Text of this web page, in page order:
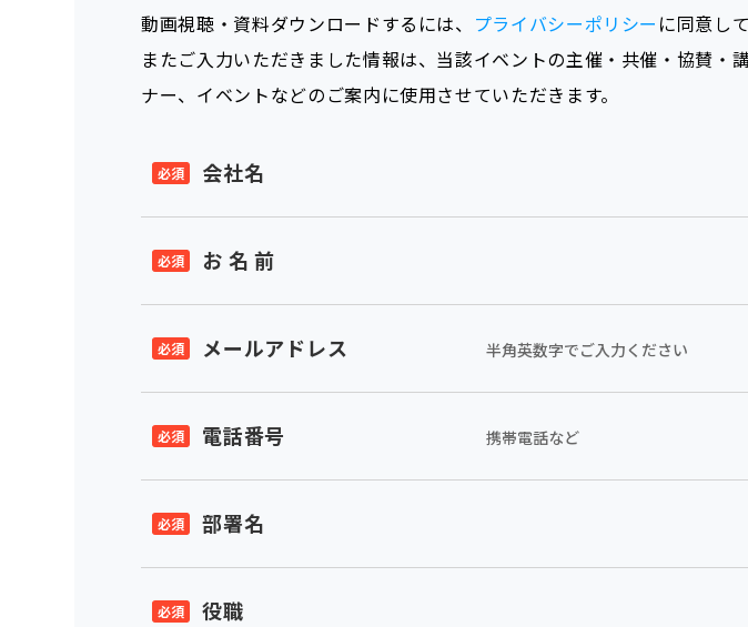
動画視聴・資料ダウンロードするには、 プライバシーポリシー に同意し
またご入力いただきました情報は、当該イベントの主催・共催・協賛
ナー、イベントなどのご案内に使用させていただきます。
会社名
お 名 前
メールアドレス 半角英数字でご入力ください
電話番号 携帯電話など
部署名
役職